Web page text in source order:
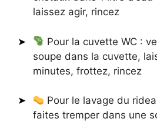
laissez agir, rincez
Pour la cuvette WC :
soupe dans la cuvette,
minutes, frottez, rincez
Pour le lavage du
faites tremper dans une